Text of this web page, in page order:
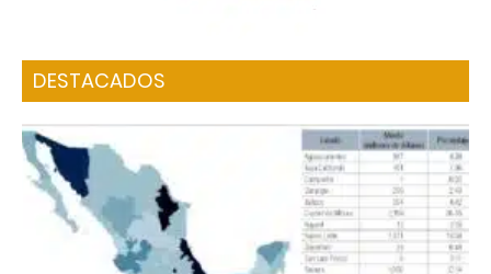
DESTACADOS